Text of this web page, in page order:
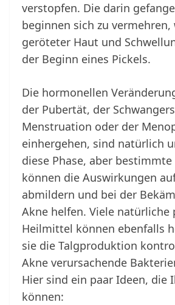
verstopfen. Die darin
beginnen sich zu vermehren,
geröteter Haut und
der Beginn eines Pickels.
Die hormonellen
der Pubertät, der
Menstruation oder der
einhergehen, sind natürlich
diese Phase, aber
können die Auswirkungen
abmildern und bei der
Akne helfen. Viele natürliche
Heilmittel können ebenfalls
sie die Talgproduktion
Akne verursachende
Hier sind ein paar Ideen, die
können: